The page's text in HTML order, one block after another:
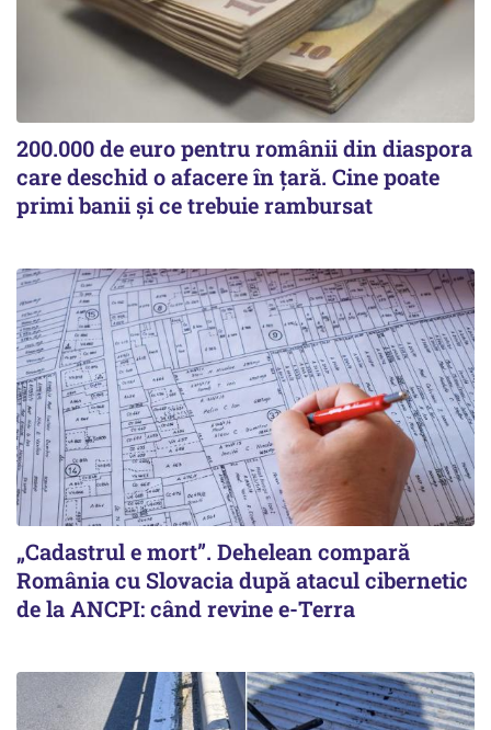
200.000 de euro pentru românii din diaspora
care deschid o afacere în țară. Cine poate
primi banii și ce trebuie rambursat
„Cadastrul e mort”. Dehelean compară
România cu Slovacia după atacul cibernetic
de la ANCPI: când revine e-Terra